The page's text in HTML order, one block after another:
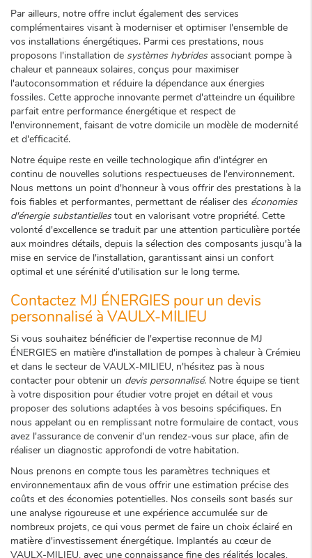
Par ailleurs, notre offre inclut également des services
complémentaires visant à moderniser et optimiser l'ensemble de
vos installations énergétiques. Parmi ces prestations, nous
proposons l'installation de systèmes hybridesassociant pompe à
chaleur et panneaux solaires, conçus pour maximiser
l'autoconsommation et réduire la dépendance aux énergies
fossiles. Cette approche innovante permet d'atteindre un équilibre
parfait entre performance énergétique et respect de
l'environnement, faisant de votre domicile un modèle de modernité
et d'efficacité.
Notre équipe reste en veille technologique afin d'intégrer en
continu de nouvelles solutions respectueuses de l'environnement.
Nous mettons un point d'honneur à vous offrir des prestations à la
fois fiables et performantes, permettant de réaliser des économies
d'énergie substantiellestout en valorisant votre propriété. Cette
volonté d'excellence se traduit par une attention particulière portée
aux moindres détails, depuis la sélection des composants jusqu'à la
mise en service de l'installation, garantissant ainsi un confort
optimal et une sérénité d'utilisation sur le long terme.
Contactez MJ ÉNERGIES pour un devis
personnalisé à VAULX-MILIEU
Si vous souhaitez bénéficier de l'expertise reconnue de MJ
ÉNERGIES en matière d'installation de pompes à chaleur à Crémieu
et dans le secteur de VAULX-MILIEU, n'hésitez pas à nous
contacter pour obtenir un devis personnalisé. Notre équipe se tient
à votre disposition pour étudier votre projet en détail et vous
proposer des solutions adaptées à vos besoins spécifiques. En
nous appelant ou en remplissant notre formulaire de contact, vous
avez l'assurance de convenir d'un rendez-vous sur place, afin de
réaliser un diagnostic approfondi de votre habitation.
Nous prenons en compte tous les paramètres techniques et
environnementaux afin de vous offrir une estimation précise des
coûts et des économies potentielles. Nos conseils sont basés sur
une analyse rigoureuse et une expérience accumulée sur de
nombreux projets, ce qui vous permet de faire un choix éclairé en
matière d'investissement énergétique. Implantés au cœur de
VAULX-MILIEU, avec une connaissance fine des réalités locales,